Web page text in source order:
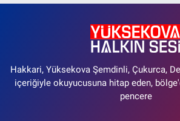
Hakkari, Yüksekova Şemdinli, Çukurca,
içeriğiyle okuyucusuna hitap eden,
pencere